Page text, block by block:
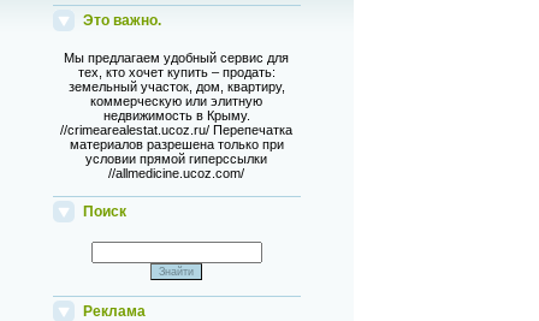
Это важно.
Мы предлагаем удобный сервис для
тех, кто хочет купить – продать:
земельный участок, дом, квартиру,
коммерческую или элитную
недвижимость в Крыму.
//crimearealestat.ucoz.ru/ Перепечатка
материалов разрешена только при
условии прямой гиперссылки
//allmedicine.ucoz.com/
Поиск
Реклама